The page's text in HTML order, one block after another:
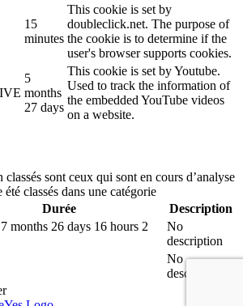
15
minutes
This cookie is set by
doubleclick.net. The purpose of
the cookie is to determine if the
user's browser supports cookies.
5
months
27 days
This cookie is set by Youtube.
Used to track the information of
the embedded YouTube videos
on a website.
sont ceux qui sont en cours d’analyse
classés dans une catégorie
Durée
Description
months 26 days 16 hours 2
No
description
No
description